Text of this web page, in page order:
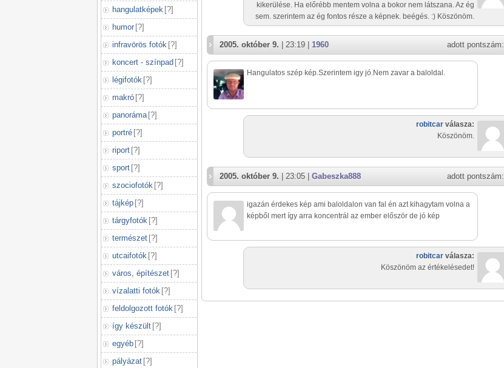
hangulatképek [?]
humor [?]
infravörös fotók [?]
koncert - színpad [?]
légifotók [?]
makró [?]
panoráma [?]
portré [?]
riport [?]
sport [?]
szociofotók [?]
tájkép [?]
tárgyfotók [?]
természet [?]
utcaifotók [?]
város, építészet [?]
vízalatti fotók [?]
feldolgozott fotók [?]
így készült [?]
egyéb [?]
pályázat [?]
kikerülése. Ha előrébb mentem volna a bokor nem látszana. Az ég
sem. szerintem az ég fontos része a képnek. beégés. :) Köszönöm.
adott pontszám:
2005. október 9. | 23:19 | 1960
Hangulatos szép kép.Szerintem igy jó.Nem zavar a baloldal.
robitcar válasza:
Köszönöm.
adott pontszám:
2005. október 9. | 23:05 | Gabeszka888
igazán érdekes kép ami baloldalon van fal én azt kihagytam volna a
képből mert így arra koncentrál az ember először de jó kép
robitcar válasza:
Köszönöm az értékelésedet!